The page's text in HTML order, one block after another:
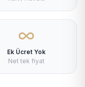
Ek Ücret Yok
Net tek fiyat